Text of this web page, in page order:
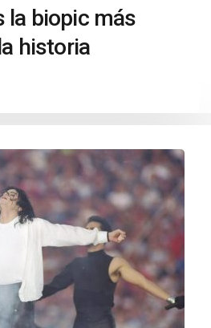
la biopic más
historia